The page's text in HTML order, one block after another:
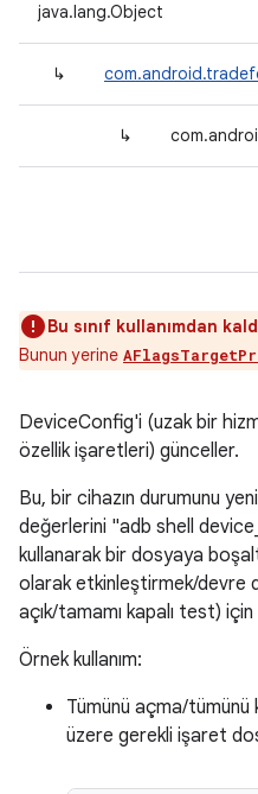
java.lang.Object
↳
↳
Bu sınıf kullanımdan
Bunun yerine
DeviceConfig'i (uzak bir
özellik işaretleri) günceller.
Bu, bir cihazın durumunu
değerlerini "adb shell
kullanarak bir dosyaya
olarak etkinleştirmek/devre
açık/tamamı kapalı test) için
Örnek kullanım:
Tümünü açma/
üzere gerekli işaret